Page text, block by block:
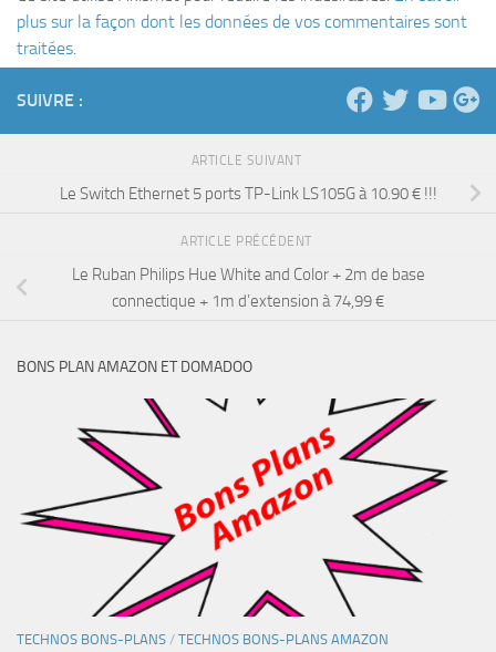
plus sur la façon dont les données de vos commentaires sont
traitées.
SUIVRE :
ARTICLE SUIVANT
Le Switch Ethernet 5 ports TP-Link LS105G à 10.90 € !!!
ARTICLE PRÉCÉDENT
Le Ruban Philips Hue White and Color + 2m de base
connectique + 1m d’extension à 74,99 €
BONS PLAN AMAZON ET DOMADOO
TECHNOS BONS-PLANS / TECHNOS BONS-PLANS AMAZON